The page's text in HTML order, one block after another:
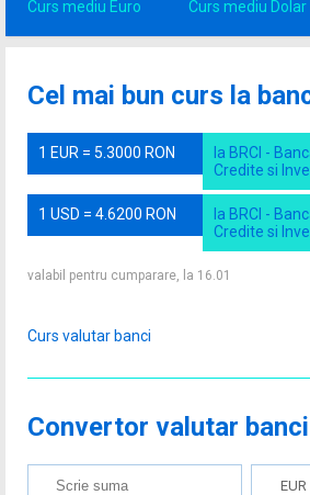
Curs mediu Euro Curs mediu Dolar
Cel mai bun curs la
1 EUR = 5.3000 RON
la BRCI -
Credite si
1 USD = 4.6200 RON
la BRCI -
Credite si
valabil pentru cumparare, la 16.01
Curs valutar banci
Convertor valutar banci
EUR